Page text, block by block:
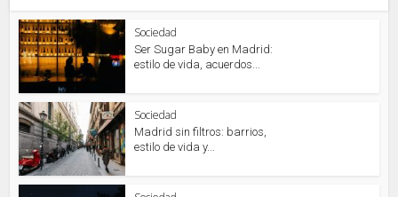
Sociedad
Ser Sugar Baby en Madrid:
estilo de vida, acuerdos...
Sociedad
Madrid sin filtros: barrios,
estilo de vida y...